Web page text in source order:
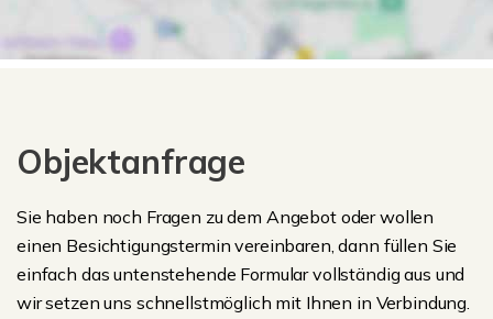
Objektanfrage
Sie haben noch Fragen zu dem Angebot oder wollen
einen Besichtigungstermin vereinbaren, dann füllen Sie
einfach das untenstehende Formular vollständig aus und
wir setzen uns schnellstmöglich mit Ihnen in Verbindung.